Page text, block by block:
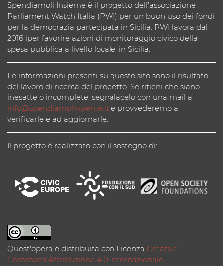
Spendiamoli Insieme è il progetto dell’associazione
Parliament Watch Italia (PWI) per un buon uso dei fondi
per la democrazia partecipata in Sicilia. PWI lavora dal
2016 iper favorire azioni di monitoraggio civico della
spesa pubblica a livello locale, in Sicilia.
Le informazioni presenti su questo sito sono il risultato
del lavoro di ricerca del progetto. Se ritieni che siano
inesatte o incomplete, segnalacelo con una mail a
info@spendiamolinsieme.it e provvederemo a
verificarle e ad aggiornarle.
Il progetto è realizzato con il sostegno di:
Quest'opera è distribuita con Licenza Creative
Commons Attribuzione 4.0 Internazionale